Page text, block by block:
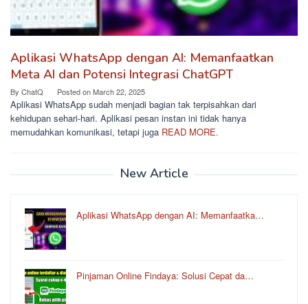
Aplikasi WhatsApp dengan AI: Memanfaatkan
Meta AI dan Potensi Integrasi ChatGPT
By ChatQ Posted onMarch 22, 2025
Aplikasi WhatsApp sudah menjadi bagian tak terpisahkan dari
kehidupan sehari-hari. Aplikasi pesan instan ini tidak hanya
memudahkan komunikasi, tetapi juga READ MORE.
New Article
Aplikasi WhatsApp dengan AI: Memanfaatka…
Pinjaman Online Findaya: Solusi Cepat da…